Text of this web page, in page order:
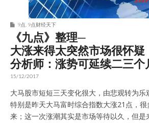
9点 9点财经天下
《九点》整理─
大涨来得太突然市场很怀疑
分析师：涨势可延续二三个
15/12/2017
大马股市短短三天变化很大，由悲观转为乐
特别是昨天大马富时综合指数大涨21点，
来；这一次涨潮其实是市场等待以久，但